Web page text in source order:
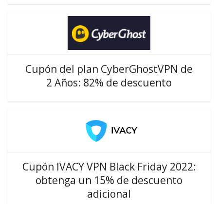
Cupón del plan CyberGhostVPN de
2 Años: 82% de descuento
Cupón IVACY VPN Black Friday 2022:
obtenga un 15% de descuento
adicional